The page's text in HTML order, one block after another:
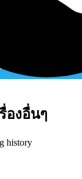
องอื่นๆ
history